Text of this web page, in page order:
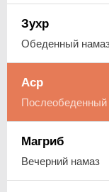
Зухр
Обеденный
Аср
Послеобеденный
Магриб
Вечерний намаз